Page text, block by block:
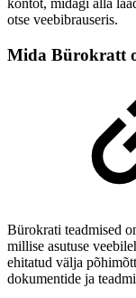
otse veebibrauseris.
Mida Bürokratt
Bürokrati teadmised
millise asutuse
ehitatud välja
dokumentide ja